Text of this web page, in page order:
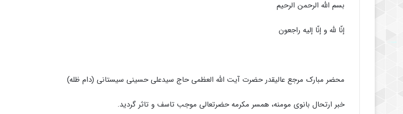
بسم الله الرحمن الرحیم
إنّا لله و إنّا إلیه راجعون
محضر مبارک مرجع عالیقدر حضرت آیت الله العظمی حاج سیدعلی حسینی سیستانی (دام ظله)
خبر ارتحال بانوی مومنه، همسر مکرمه حضرتعالی موجب تاسف و تاثر گردید.